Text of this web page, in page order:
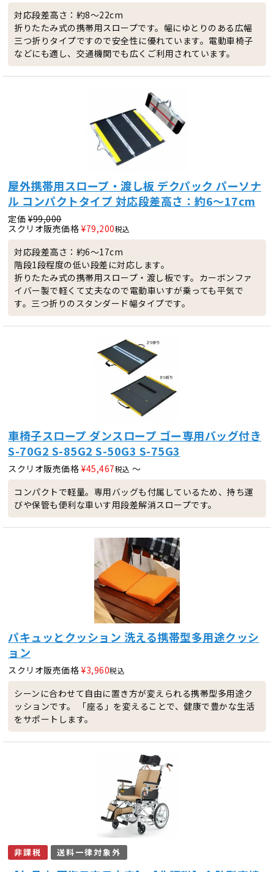
対応段差高さ：約8～22cm
折りたたみ式の携帯用スロープです。幅にゆとりのある広幅
三つ折りタイプですので安全性に優れています。電動車椅子
などにも適し、交通機関でも広くご利用されています。
屋外携帯用スロープ・渡し板 デクパック パーソナ
ル コンパクトタイプ 対応段差高さ：約6～17cm
定価 ¥99,000
スクリオ販売価格 ¥79,200税込
対応段差高さ：約6～17cm
階段1段程度の低い段差に対応します。
折りたたみ式の携帯用スロープ・渡し板です。カーボンファ
イバー製で軽くて丈夫なので電動車いすが乗っても平気で
す。三つ折りのスタンダード幅タイプです。
車椅子スロープ ダンスロープ ゴー専用バッグ付き
S-70G2 S-85G2 S-50G3 S-75G3
スクリオ販売価格 ¥45,467税込 〜
コンパクトで軽量。専用バッグも付属しているため、持ち運
びや保管も便利な車いす用段差解消スロープです。
パキュッとクッション 洗える携帯型多用途クッシ
ョン
スクリオ販売価格 ¥3,960税込
シーンに合わせて自由に置き方が変えられる携帯型多用途ク
ッションです。 「座る」を変えることで、健康で豊かな生活
をサポートします。
非課税 送料一律対象外